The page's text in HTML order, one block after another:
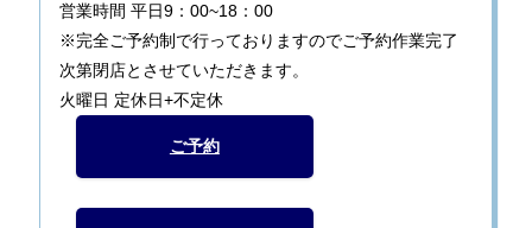
営業時間 平日9：00~18：00
※完全ご予約制で行っておりますのでご予約作業完了
次第閉店とさせていただきます。
火曜日 定休日+不定休
ご予約